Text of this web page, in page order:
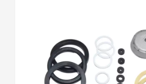
Kundenspezifische